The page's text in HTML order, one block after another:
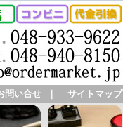
問い合せ サイトマップ